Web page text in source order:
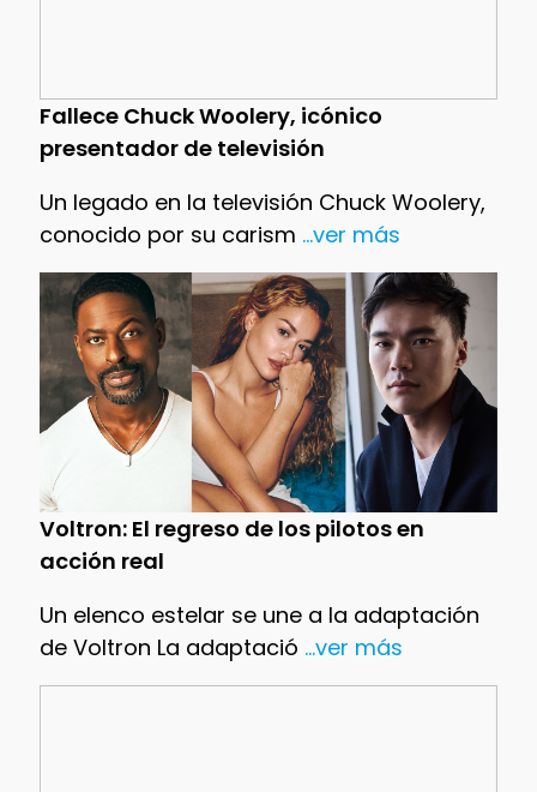
Fallece Chuck Woolery, icónico
presentador de televisión
Un legado en la televisión Chuck Woolery,
conocido por su carism ...ver más
Voltron: El regreso de los pilotos en
acción real
Un elenco estelar se une a la adaptación
de Voltron La adaptació ...ver más